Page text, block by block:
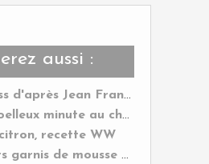
aussi :
Bouillon thaï express d'après Jean François Piège
Mini fondant ou moelleux minute au chocolat
recette WW
Oeufs aux chocolats garnis de mousse pour Pâques